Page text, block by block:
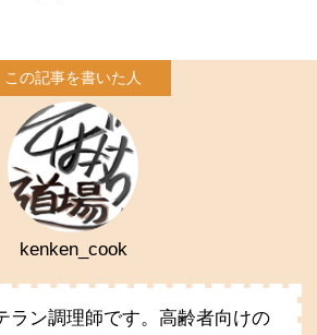
kenken_cook
ラン調理師です。高齢者向けの